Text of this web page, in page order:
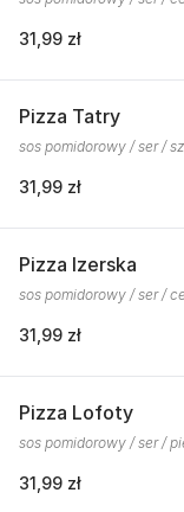
31,99 zł
Pizza Tatry
sos pomidorowy / ser /
31,99 zł
Pizza Izerska
sos pomidorowy / ser /
31,99 zł
Pizza Lofoty
sos pomidorowy / ser /
31,99 zł